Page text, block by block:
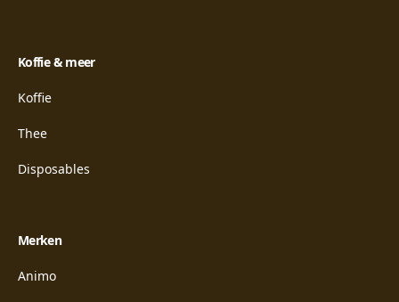
Koffie & meer
Koffie
Thee
Disposables
Merken
Animo